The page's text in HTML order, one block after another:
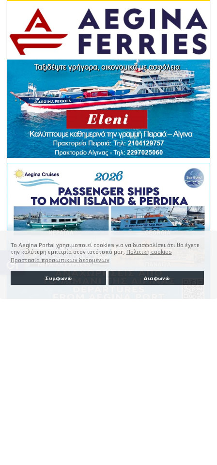
Το Aegina Portal χρησιμοποιεί cookies για να διασφαλίσει ότι θα έχετε
την καλύτερη εμπειρία στον ιστότοπό μας. Πολιτική cookies
Προστασία προσωπικών δεδομένων
Συμφωνώ Διαφωνώ
accessible